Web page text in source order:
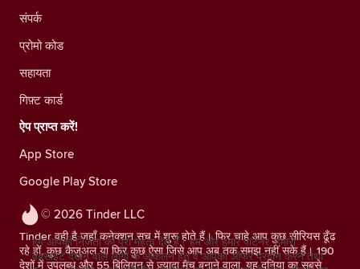
© 2026 Tinder LLC
Tinder वही है जहाँ कनेक्शन सच में शुरू होते हैं। फिर चाहे आप कुछ सीरियस ढूँढ
रहे हों, कुछ कैज़ुअल या फिर कुछ ऐसा जिसे आप अब तक समझ नहीं सके हैं। 190
देशों में उपलब्ध और 55 बिलियन से ज़्यादा मैच बनाने वाला, यह दुनिया का सबसे
संपर्क
प्रोमो कोड
सहायता
गिफ़्ट कार्ड
ऐप प्राप्त करें!
App Store
Google Play Store
हम आपकी निजता को पूरा महत्व देते हैं। हम और हमारे पार्टनर, हमारी
वेबसाइट देखने वाले लोगों के आकलन हेतु व आपको ऑफर प्रदान करने तथा